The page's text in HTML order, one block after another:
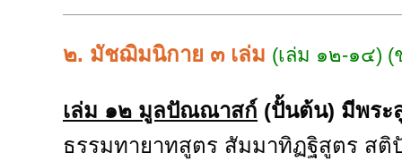
๒. มัชฌิมนิกาย ๓ เล่ม (เล่ม ๑๒-๑๔)
เล่ม ๑๒ มูลปัณณาสก์ (ปั้นต้น) มีพระ
ธรรมทายาทสูตร สัมมาทิฏฐิสูตร ส